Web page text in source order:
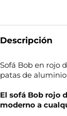
Descripción
Sofá Bob en rojo
patas de
El sofá Bob rojo
moderno a